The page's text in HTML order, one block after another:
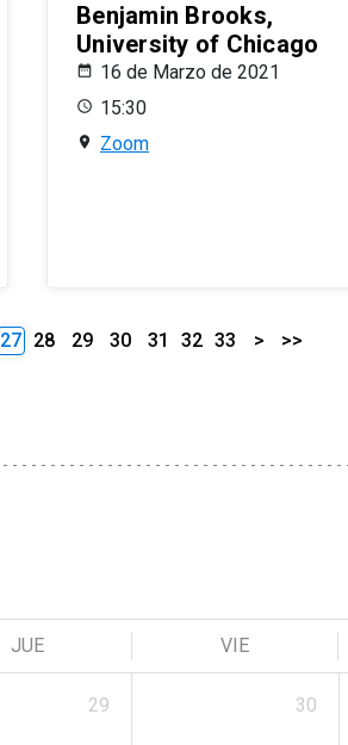
Benjamin Brooks,
University of Chicago
16 de Marzo de 2021
15:30
Zoom
27 28 29 30 31 32 33 > >>
JUE VIE
29 30